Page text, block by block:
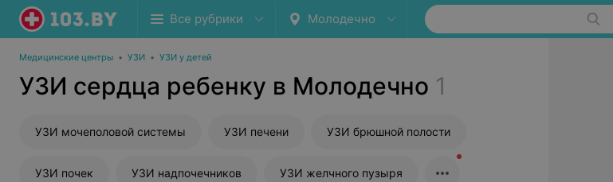
Все рубрики Молодечно
Медицинские центры • УЗИ • УЗИ у детей
УЗИ сердца ребенку в Молодечно 1
УЗИ мочеполовой системы УЗИ печени УЗИ брюшной полости
УЗИ почек УЗИ надпочечников УЗИ желчного пузыря